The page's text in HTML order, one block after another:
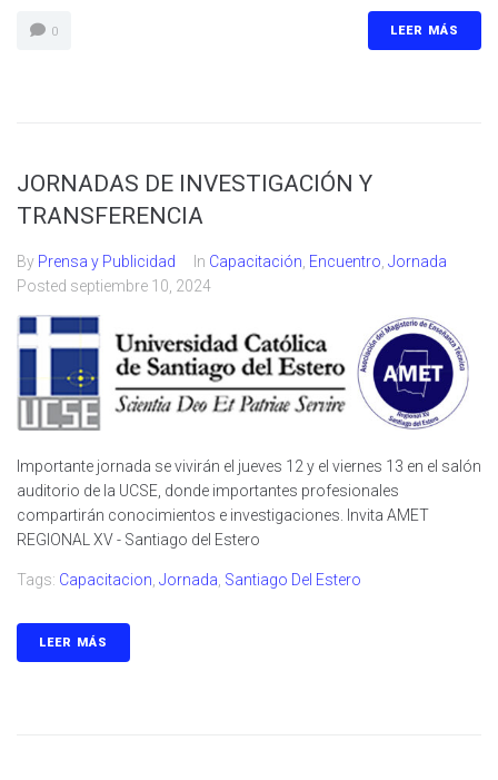
0 LEER MÁS
JORNADAS DE INVESTIGACIÓN Y
TRANSFERENCIA
By Prensa y Publicidad In Capacitación Encuentro Jornada
Posted septiembre 10, 2024
Importante jornada se vivirán el jueves 12 y el viernes 13 en el salón
auditorio de la UCSE, donde importantes profesionales
compartirán conocimientos e investigaciones. Invita AMET
REGIONAL XV - Santiago del Estero
Tags: Capacitacion Jornada Santiago Del Estero
LEER MÁS